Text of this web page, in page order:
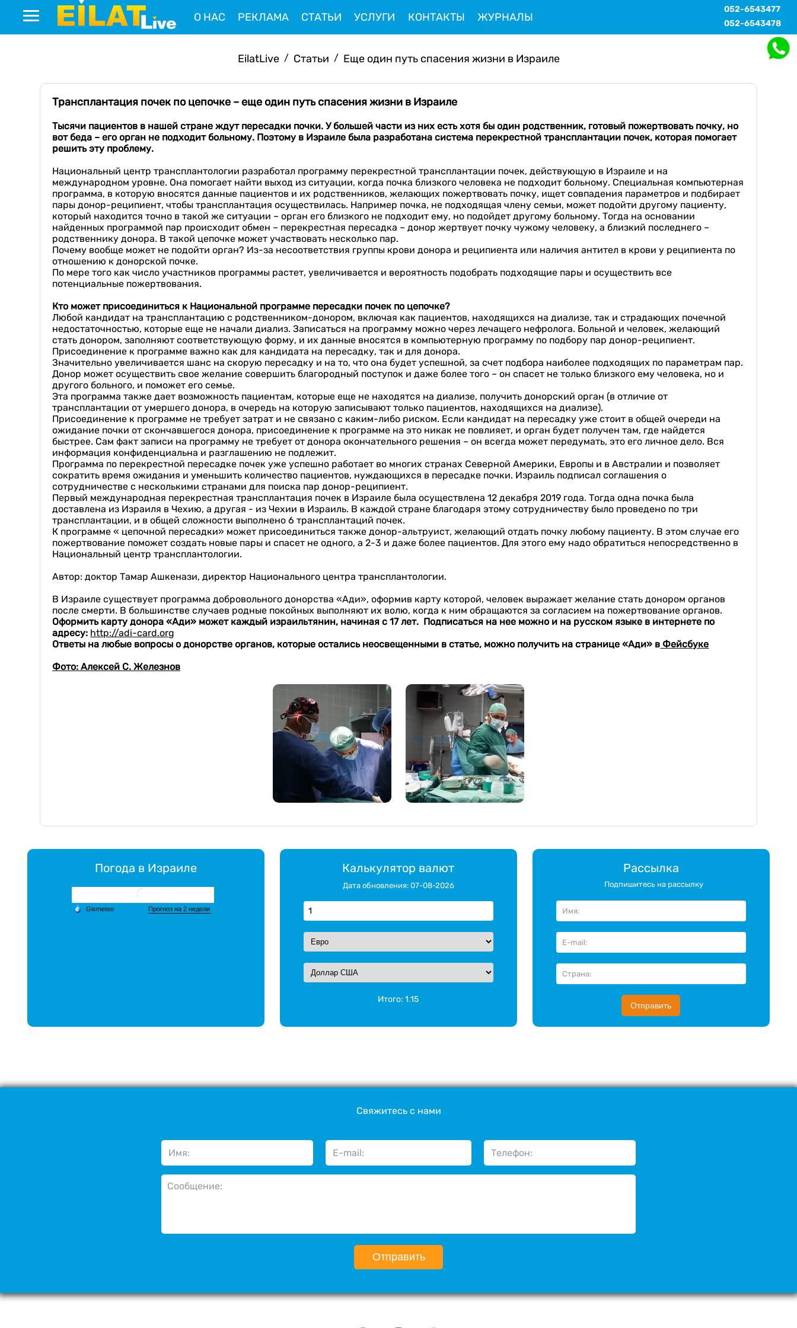
О НАС РЕКЛАМА СТАТЬИ УСЛУГИ КОНТАКТЫ ЖУРНАЛЫ
052-6543477
052-6543478
EilatLive / Статьи / Еще один путь спасения жизни в Израиле
Трансплантация почек по цепочке – еще один путь спасения жизни в Израиле
Тысячи пациентов в нашей стране ждут пересадки почки.Убольшей части из них естьхотя бы один родственник, готовый пожертвовать почку, но
вот беда – егоорган не подходит больному. Поэтому в Израиле была разработанасистема перекрестной трансплантации почек, которая помогает
решить эту проблему.
Национальный центр трансплантологии разработал программу перекрестной трансплантации почек, действующую в Израиле и на
международном уровне. Она помогает найти выход из ситуации, когда почка близкого человека не подходит больному. Специальная компьютерная
программа, в которую вносятся данные пациентов и их родственников, желающих пожертвовать почку, ищет совпадения параметров и подбирает
пары донор-реципиент, чтобы трансплантация осуществилась. Например почка, не подходящая члену семьи, может подойти другому пациенту,
который находится точно в такой же ситуации – орган его близкого не подходит ему, но подойдет другому больному. Тогда на основании
найденных программой пар происходит обмен – перекрестная пересадка – донор жертвует почку чужому человеку, а близкий последнего –
родственнику донора. В такой цепочке может участвовать несколько пар.
Почему вообще может не подойти орган? Из-за несоответствия группы крови донора и реципиента или наличия антител в крови у реципиента по
отношению к донорской почке.
По мере того как число участников программы растет, увеличивается и вероятность подобрать подходящие пары и осуществить все
потенциальные пожертвования.
Кто можетприсоединиться к Национальной программе пересадки почек по цепочке?
Любой кандидат на трансплантацию с родственником-донором, включая как пациентов, находящихся на диализе, так и страдающих почечной
недостаточностью, которые еще не начали диализ. Записаться на программу можно через лечащего нефролога. Больной и человек, желающий
стать донором, заполняют соответствующую форму, и их данные вносятся в компьютерную программу по подбору пар донор-реципиент.
Присоединение к программе важно как для кандидата на пересадку, так и для донора.
Значительно увеличивается шанс на скорую пересадку и на то, что она будет успешной, за счет подбора наиболее подходящих по параметрам пар.
Донор может осуществить свое желание совершить благородный поступок и даже более того – он спасет не только близкого ему человека, но и
другого больного, и поможет его семье.
Эта программа также дает возможность пациентам, которые еще не находятся на диализе, получить донорский орган (в отличие от
трансплантации от умершего донора, в очередь на которую записывают только пациентов, находящихся на диализе).
Присоединение к программе не требует затрат и не связано с каким-либо риском. Если кандидат на пересадку уже стоит в общей очереди на
ожидание почки от скончавшегося донора, присоединение к программе на это никак не повлияет, и орган будет получен там, где найдется
быстрее. Сам факт записи на программу не требует от донора окончательного решения – он всегда может передумать, это его личное дело. Вся
информация конфиденциальна и разглашению не подлежит.
Программа по перекрестной пересадке почек уже успешно работает во многих странах Северной Америки, Европы и в Австралии и позволяет
сократить время ожидания и уменьшить количество пациентов, нуждающихся в пересадке почки. Израиль подписал соглашения о
сотрудничестве с несколькими странами для поиска пар донор-реципиент.
Первый международная перекрестная трансплантация почек в Израиле была осуществлена 12 декабря 2019 года. Тогда одна почка была
доставлена из Израиля в Чехию, а другая - из Чехии в Израиль. В каждой стране благодаря этому сотрудничеству было проведено по три
трансплантации, и в общей сложности выполнено 6 трансплантаций почек.
К программе « цепочной пересадки» может присоединиться также донор-альтруист, желающий отдать почку любому пациенту. В этом случае его
пожертвование поможет создать новые пары и спасет не одного, а 2-3 и даже более пациентов. Для этого ему надо обратиться непосредственно в
Национальный центр трансплантологии.
Автор: доктор Тамар Ашкенази, директор Национального центра трансплантологии.
В Израиле существует программа добровольного донорства «Ади», оформив карту которой, человек выражает желание стать донором органов
после смерти. В большинстве случаев родные покойных выполняют их волю, когда к ним обращаются за согласием на пожертвование органов.
Оформить карту донора «Ади» может каждый израильтянин, начиная с 17 лет. Подписаться на нее можно и на русском языке в интернете по
адресу: http://adi-card.org
Ответы на любые вопросы о донорстве органов, которые остались неосвещенными в статье, можно получить на странице «Ади» в Фейсбуке
Фото: Алексей С. Железнов
Погода в Израиле Калькулятор валют
Дата обновления: 07-08-2026
Итого:1.15
Рассылка
Подпишитесь на рассылку
Отправить
Свяжитесь с нами
Отправить